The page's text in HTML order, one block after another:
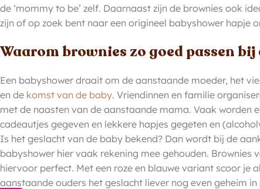
de ‘mommy to be’ zelf. Daarnaast zijn de brownies ook
zijn of op zoek bent naar een origineel babyshower hapje
Waarom brownies zo goed passen
Een babyshower draait om de aanstaande moeder, het
en de komst van de baby. Vriendinnen en familie
met de naasten van de aanstaande mama. Vaak worden
cadeautjes gegeven en lekkere hapjes gegeten en
Is het geslacht van de baby bekend? Dan wordt bij de
babyshower hier vaak rekening mee gehouden. Brownies
hiervoor perfect. Met een roze en blauwe variant scoor je
aanstaande ouders het geslacht liever nog even geheim